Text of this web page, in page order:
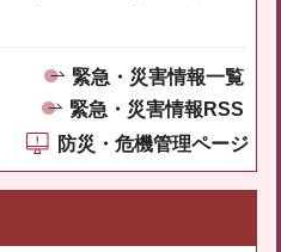
緊急・災害情報一覧
緊急・災害情報RSS
防災・危機管理ページ